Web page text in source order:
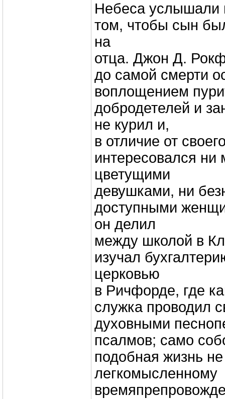
Небеса услышали
том, чтобы сын
на
отца. Джон Д.
до самой смерти
воплощением
добродетелей и
не курил и,
в отличие от
интересовался ни
цветущими
девушками, ни
доступными
он делил
между школой в
изучал
церковью
в Ричфорде, где
служка проводил
духовными
псалмов; само
подобная жизнь
легкомысленному